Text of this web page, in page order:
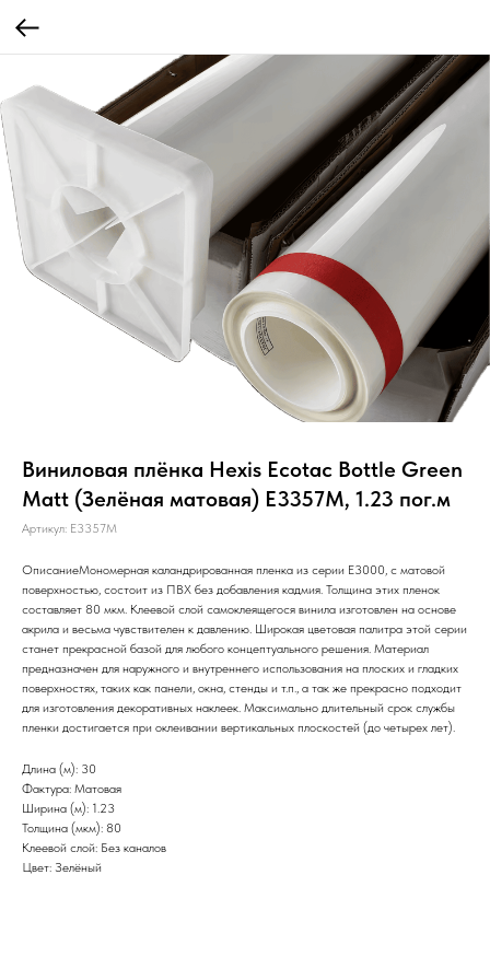
Виниловая плёнка Hexis Ecotac Bottle Green
Matt (Зелёная матовая) E3357M, 1.23 пог.м
Артикул: E3357M
ОписаниеМономерная каландрированная пленка из серии Е3000, с матовой
поверхностью, состоит из ПВХ без добавления кадмия. Толщина этих пленок
составляет 80 мкм. Клеевой слой самоклеящегося винила изготовлен на основе
акрила и весьма чувствителен к давлению. Широкая цветовая палитра этой серии
станет прекрасной базой для любого концептуального решения. Материал
предназначен для наружного и внутреннего использования на плоских и гладких
поверхностях, таких как панели, окна, стенды и т.п., а так же прекрасно подходит
для изготовления декоративных наклеек. Максимально длительный срок службы
пленки достигается при оклеивании вертикальных плоскостей (до четырех лет).
Длина (м): 30
Фактура: Матовая
Ширина (м): 1.23
Толщина (мкм): 80
Клеевой слой: Без каналов
Цвет: Зелёный